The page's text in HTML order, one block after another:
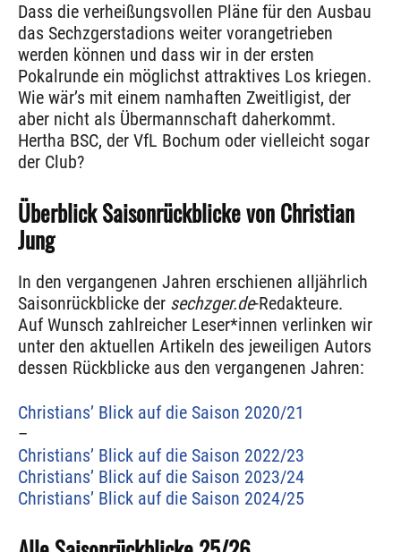
Dass die verheißungsvollen Pläne für den Ausbau
das Sechzgerstadions weiter vorangetrieben
werden können und dass wir in der ersten
Pokalrunde ein möglichst attraktives Los kriegen.
Wie wär’s mit einem namhaften Zweitligist, der
aber nicht als Übermannschaft daherkommt.
Hertha BSC, der VfL Bochum oder vielleicht sogar
der Club?
Überblick Saisonrückblicke von Christian
Jung
In den vergangenen Jahren erschienen alljährlich
Saisonrückblicke der sechzger.de-Redakteure.
Auf Wunsch zahlreicher Leser*innen verlinken wir
unter den aktuellen Artikeln des jeweiligen Autors
dessen Rückblicke aus den vergangenen Jahren:
Christians’ Blick auf die Saison 2020/21
–
Christians’ Blick auf die Saison 2022/23
Christians’ Blick auf die Saison 2023/24
Christians’ Blick auf die Saison 2024/25